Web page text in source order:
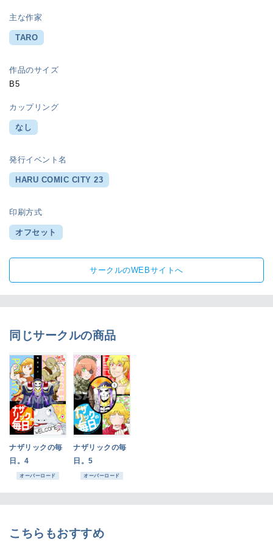
主な作家
TARO
作品のサイズ
B5
カップリング
なし
発行イベント名
HARU COMIC CITY 23
印刷方式
オフセット
サークルのWEBサイトへ
同じサークルの商品
ナザリックの毎
日。4
オーバーロード
ナザリックの毎
日。5
オーバーロード
こちらもおすすめ